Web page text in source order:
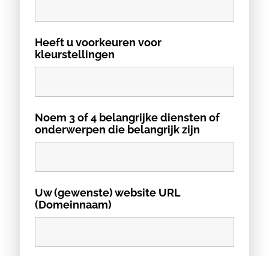
Heeft u voorkeuren voor
kleurstellingen
Noem 3 of 4 belangrijke diensten of
onderwerpen die belangrijk zijn
Uw (gewenste) website URL
(Domeinnaam)